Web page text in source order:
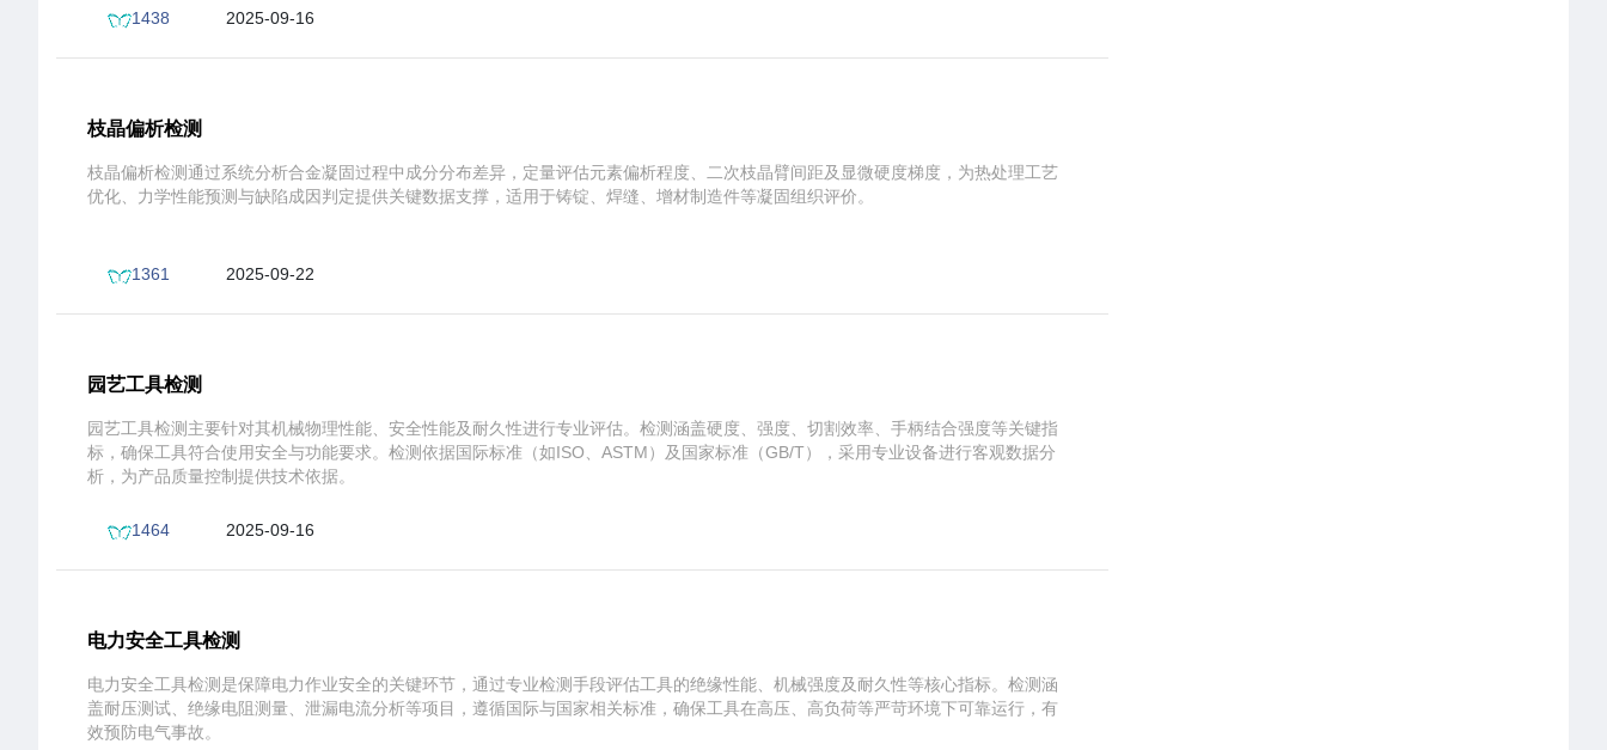
1438
2025-09-16
枝晶偏析检测
枝晶偏析检测通过系统分析合金凝固过程中成分分布差异，定量评估元素偏析程度、二次枝晶臂间距及显微硬度梯度，为热处理工艺
优化、力学性能预测与缺陷成因判定提供关键数据支撑，适用于铸锭、焊缝、增材制造件等凝固组织评价。
1361
2025-09-22
园艺工具检测
园艺工具检测主要针对其机械物理性能、安全性能及耐久性进行专业评估。检测涵盖硬度、强度、切割效率、手柄结合强度等关键指
标，确保工具符合使用安全与功能要求。检测依据国际标准（如ISO、ASTM）及国家标准（GB/T），采用专业设备进行客观数据分
析，为产品质量控制提供技术依据。
1464
2025-09-16
电力安全工具检测
电力安全工具检测是保障电力作业安全的关键环节，通过专业检测手段评估工具的绝缘性能、机械强度及耐久性等核心指标。检测涵
盖耐压测试、绝缘电阻测量、泄漏电流分析等项目，遵循国际与国家相关标准，确保工具在高压、高负荷等严苛环境下可靠运行，有
效预防电气事故。